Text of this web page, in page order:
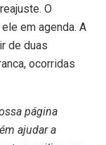
O
em agenda. A
de duas
ocorridas
página
ajudar a